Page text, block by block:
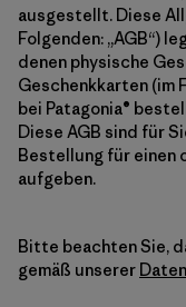
ausgestellt. Diese
Folgenden: „AGB“)
denen physische
Geschenkkarten (im
bei Patagonia®
Diese AGB sind für
Bestellung für einen
aufgeben.
Bitte beachten Sie,
gemäß unserer